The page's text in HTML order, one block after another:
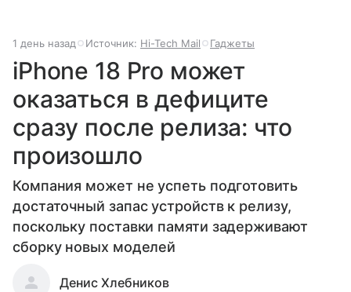
1 день назад Источник: Hi-Tech Mail Гаджеты
iPhone 18 Pro может
оказаться в дефиците
сразу после релиза: что
произошло
Компания может не успеть подготовить
достаточный запас устройств к релизу,
поскольку поставки памяти задерживают
сборку новых моделей
Денис Хлебников